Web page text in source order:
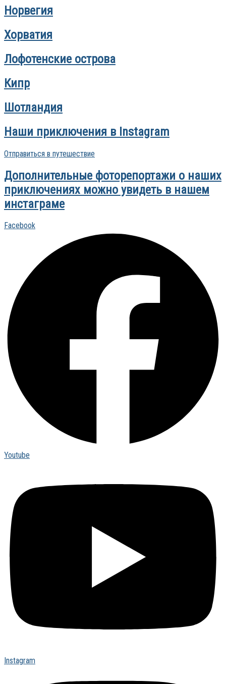
Норвегия
Хорватия
Лофотенские острова
Кипр
Шотландия
Наши приключения в Instagram
Отправиться в путешествие
Дополнительные фоторепортажи о наших
приключениях можно увидеть в нашем
инстаграме
Facebook
Youtube
Instagram